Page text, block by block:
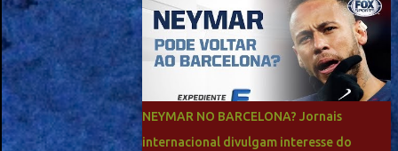
NEYMAR NO BARCELONA? Jornais
internacional divulgam interesse do